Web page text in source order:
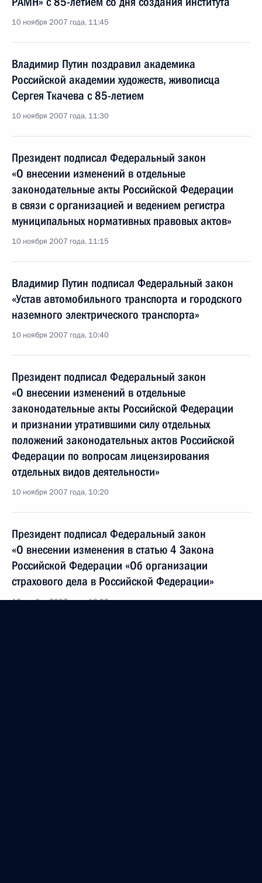
10 ноября 2007 года, 11:45
Владимир Путин поздравил академика
Российской академии художеств, живописца
Сергея Ткачева с 85-летием
10 ноября 2007 года, 11:30
Президент подписал Федеральный закон
«О внесении изменений в отдельные
законодательные акты Российской Федерации
в связи с организацией и ведением регистра
муниципальных нормативных правовых актов»
10 ноября 2007 года, 11:15
Владимир Путин подписал Федеральный закон
«Устав автомобильного транспорта и городского
наземного электрического транспорта»
10 ноября 2007 года, 10:40
Президент подписал Федеральный закон
«О внесении изменений в отдельные
законодательные акты Российской Федерации
и признании утратившими силу отдельных
положений законодательных актов Российской
Федерации по вопросам лицензирования
отдельных видов деятельности»
10 ноября 2007 года, 10:20
Президент подписал Федеральный закон
«О внесении изменения в статью 4 Закона
Российской Федерации «Об организации
страхового дела в Российской Федерации»
10 ноября 2007 года, 10:00